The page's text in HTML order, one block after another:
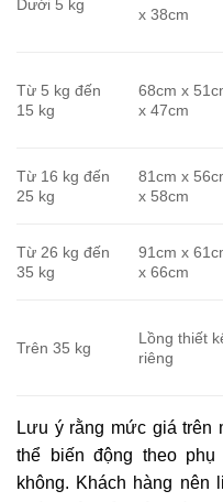
Dưới 5 kg
x 38cm
Từ 5 kg đến
15 kg
68cm x
x 47cm
Từ 16 kg đến
25 kg
81cm x
x 58cm
Từ 26 kg đến
35 kg
91cm x
x 66cm
Trên 35 kg
Lồng thiết
riêng
Lưu ý rằng mức giá trên
thể biến động theo
không. Khách hàng nên